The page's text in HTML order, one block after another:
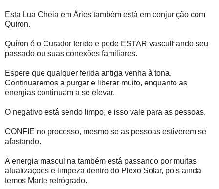
Esta Lua Cheia em Áries também está em conjunção com
Quíron.
Quíron é o Curador ferido e pode ESTAR vasculhando seu
passado ou suas conexões familiares.
Espere que qualquer ferida antiga venha à tona.
Continuaremos a purgar e liberar muito, enquanto as
energias continuam a se elevar.
O negativo está sendo limpo, e isso vale para as pessoas.
CONFIE no processo, mesmo se as pessoas estiverem se
afastando.
A energia masculina também está passando por muitas
atualizações e limpeza dentro do Plexo Solar, pois ainda
temos Marte retrógrado.